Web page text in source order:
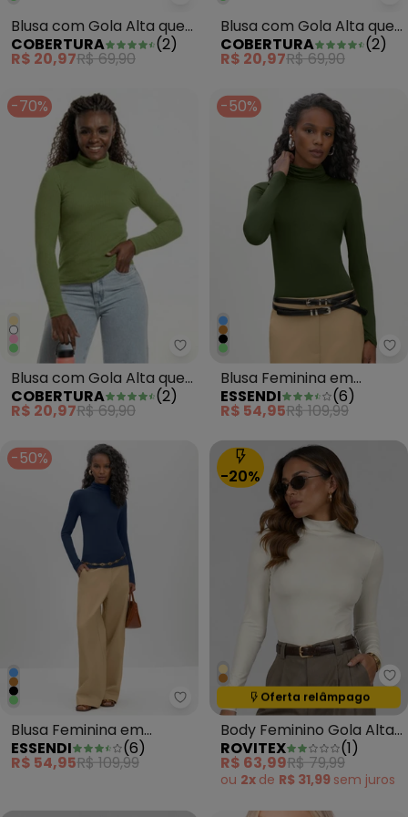
Blusa com Gola Alta que
Vira Bege
COBERTURA (2)
R$ 20,97 R$ 69,90
Blusa com Gola Alta que
Vira Branco
COBERTURA (2)
R$ 20,97 R$ 69,90
-70%
Cobertura - Blusa com Gola
Blusa com Gola Alta que
Vira Verde
COBERTURA (2)
R$ 20,97 R$ 69,90
-50%
Blusa Feminina em
Viscose Gola Alta Verde
ESSENDI (6)
R$ 54,95R$ 109,99
-50%
Essendi - Blusa Feminina em
Blusa Feminina em
Viscose Gola Alta Azul
ESSENDI (6)
R$ 54,95R$ 109,99
-20%
Oferta relâmpago
Termina em:16:09:09
Body Feminino Gola Alta
em Suplex Bege
ROVITEX (1)
R$ 63,99R$ 79,99
ou 2x de R$ 31,99 semjuros